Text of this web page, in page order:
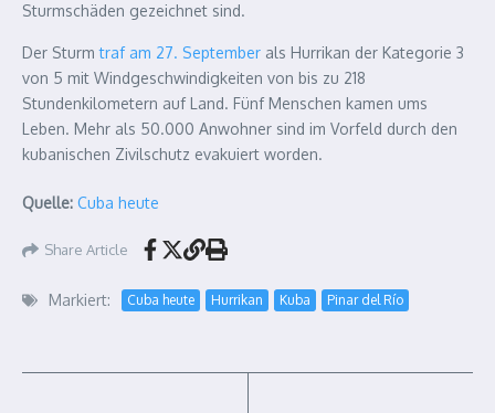
Sturmschäden gezeichnet sind.
Der Sturmtraf am 27. September als Hurrikan der Kategorie 3
von 5 mit Windgeschwindigkeiten von bis zu 218
Stundenkilometern auf Land. Fünf Menschen kamen ums
Leben. Mehr als 50.000 Anwohner sind im Vorfeld durch den
kubanischen Zivilschutz evakuiert worden.
Quelle: Cuba heute
Share Article
Markiert: Cuba heute Hurrikan Kuba Pinar del Río